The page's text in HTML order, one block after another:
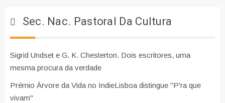
Sec. Nac. Pastoral Da Cultura
Sigrid Undset e G. K. Chesterton. Dois escritores, uma
mesma procura da verdade
Prémio Árvore da Vida no IndieLisboa distingue "P'ra que
vivam"